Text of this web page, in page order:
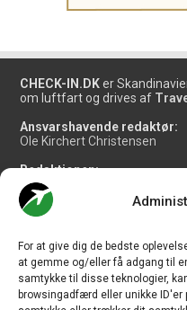
For at give dig de bedste
at gemme og/eller få adgang til
samtykke til disse teknologier,
browsingadfærd eller unikke
CHECK-IN.DK er
om luftfart og drives af
Ansvarshavende redaktør:
Ole Kirchert Christensen
Redaktionen:
Christian Granhøj Skouboe
Henrik Baumgarten
Danny Longhi Andreasen
Salg og jobannoncer:
salg@travelmedianordic.com